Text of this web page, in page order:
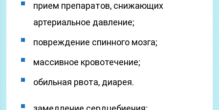
­прием препаратов, снижающих
артериальное давление;
­повреждение спинного мозга;
­массивное кровотечение;
­обильная рвота, диарея.